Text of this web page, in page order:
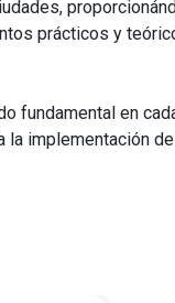
prácticos y
fundamental en
implementación